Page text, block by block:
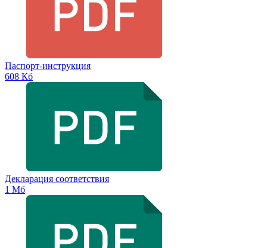
Паспорт-инструкция
608 Кб
Декларация соответствия
1 Мб